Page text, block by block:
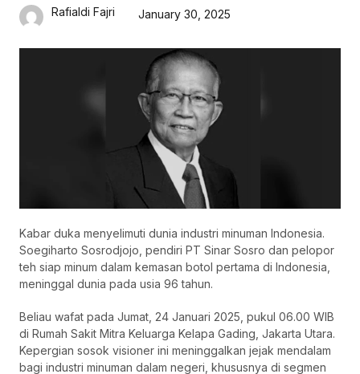
Rafialdi Fajri January 30, 2025
Kabar duka menyelimuti dunia industri minuman Indonesia.
Soegiharto Sosrodjojo, pendiri PT Sinar Sosro dan pelopor
teh siap minum dalam kemasan botol pertama di Indonesia,
meninggal dunia pada usia 96 tahun.
Beliau wafat pada Jumat, 24 Januari 2025, pukul 06.00 WIB
di Rumah Sakit Mitra Keluarga Kelapa Gading, Jakarta Utara.
Kepergian sosok visioner ini meninggalkan jejak mendalam
bagi industri minuman dalam negeri, khususnya di segmen